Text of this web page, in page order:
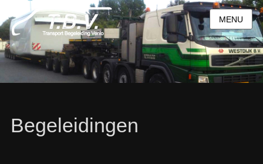
MENU
Begeleidingen